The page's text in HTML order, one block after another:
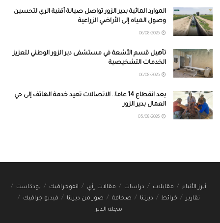
الموارد المائية بدير الزور تواصل صيانة أقنية الري لتحسين
وصول المياه إلى الأراضي الزراعية
تأهيل قسم الأشعة في مستشفى دير الزور الوطني لتعزيز
الخدمات التشخيصية
بعد انقطاع 14 عاماً.. الاتصالات تعيد خدمة الهاتف إلى حي
العمال بدير الزور
أبرز الأنباء مقابلات دراسات مقالات رأي انفوجرافيك
بودكاست
تقارير
خرائط ديرتنا صحافة صور من ديرتنا
فيديو جرافيك
مجلة الدير